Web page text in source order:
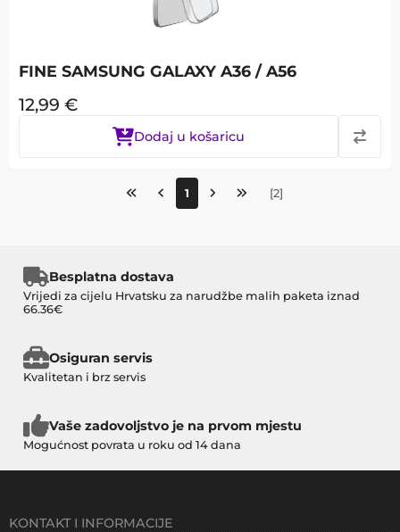
FINE SAMSUNG GALAXY A36 / A56
12,99 €
Dodaj u košaricu
1 [2]
Besplatna dostava
Vrijedi za cijelu Hrvatsku za narudžbe malih paketa iznad
66.36€
Osiguran servis
Kvalitetan i brz servis
Vaše zadovoljstvo je na prvom mjestu
Mogućnost povrata u roku od 14 dana
KONTAKT I INFORMACIJE